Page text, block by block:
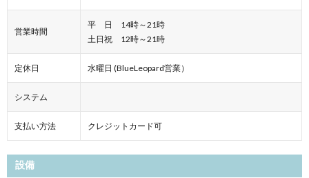
営業時間
平 日 14時～21時
土日祝 12時～21時
定休日 水曜日 (BlueLeopard営業）
システム
支払い方法 クレジットカード可
設備